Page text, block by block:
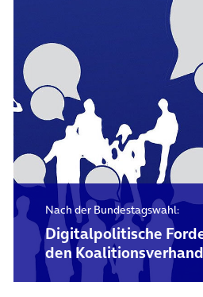
Nach der Bundestagswahl:
Digitalpolitische
den